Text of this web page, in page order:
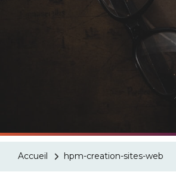
Accueil hpm-creation-sites-web